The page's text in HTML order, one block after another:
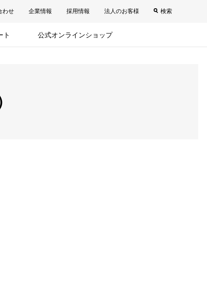
わせ 企業情報 採用情報 法人のお客様 検索
ト 公式オンラインショップ